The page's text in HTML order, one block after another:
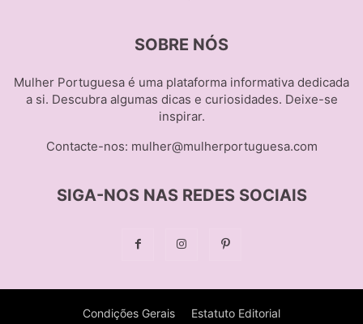
SOBRE NÓS
Mulher Portuguesa é uma plataforma informativa dedicada
a si. Descubra algumas dicas e curiosidades. Deixe-se
inspirar.
Contacte-nos: mulher@mulherportuguesa.com
SIGA-NOS NAS REDES SOCIAIS
Condições Gerais Estatuto Editorial